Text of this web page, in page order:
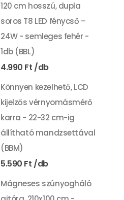
120 cm hosszú, dupla
soros T8 LED fénycső –
24W - semleges fehér -
1db (BBL)
4.990 Ft
Könnyen kezelhető, LCD
kijelzős vérnyomásmérő
karra - 22-32 cm-ig
állítható mandzsettával
(BBM)
5.590 Ft
Mágneses szúnyogháló